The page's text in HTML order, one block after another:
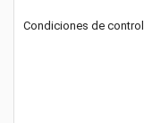
Condiciones de control